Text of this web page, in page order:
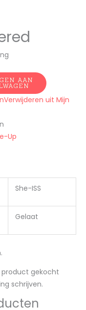
AAN
Verwijderen uit Mijn
Up
She-ISS
Gelaat
product gekocht
schrijven.